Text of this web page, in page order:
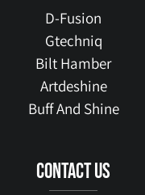
D-Fusion
Gtechniq
Bilt Hamber
Artdeshine
Buff And Shine
contact us